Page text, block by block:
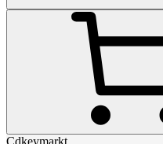
Cdkeymarkt